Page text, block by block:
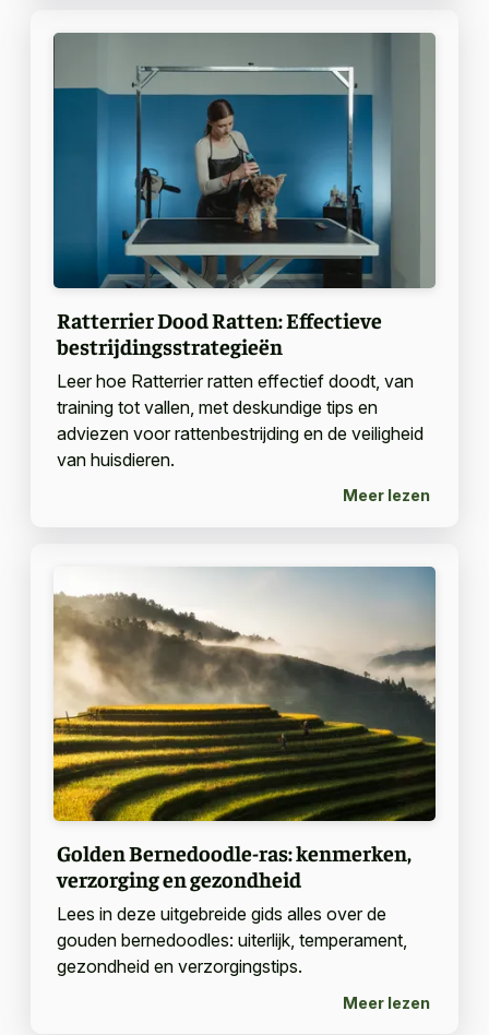
Ratterrier Dood Ratten: Effectieve
bestrijdingsstrategieën
Leer hoe Ratterrier ratten effectief doodt, van
training tot vallen, met deskundige tips en
adviezen voor rattenbestrijding en de veiligheid
van huisdieren.
Meer lezen
Golden Bernedoodle-ras: kenmerken,
verzorging en gezondheid
Lees in deze uitgebreide gids alles over de
gouden bernedoodles: uiterlijk, temperament,
gezondheid en verzorgingstips.
Meer lezen